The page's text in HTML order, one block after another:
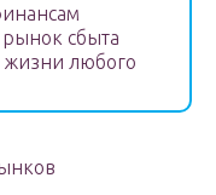
сбыта
жизни любого